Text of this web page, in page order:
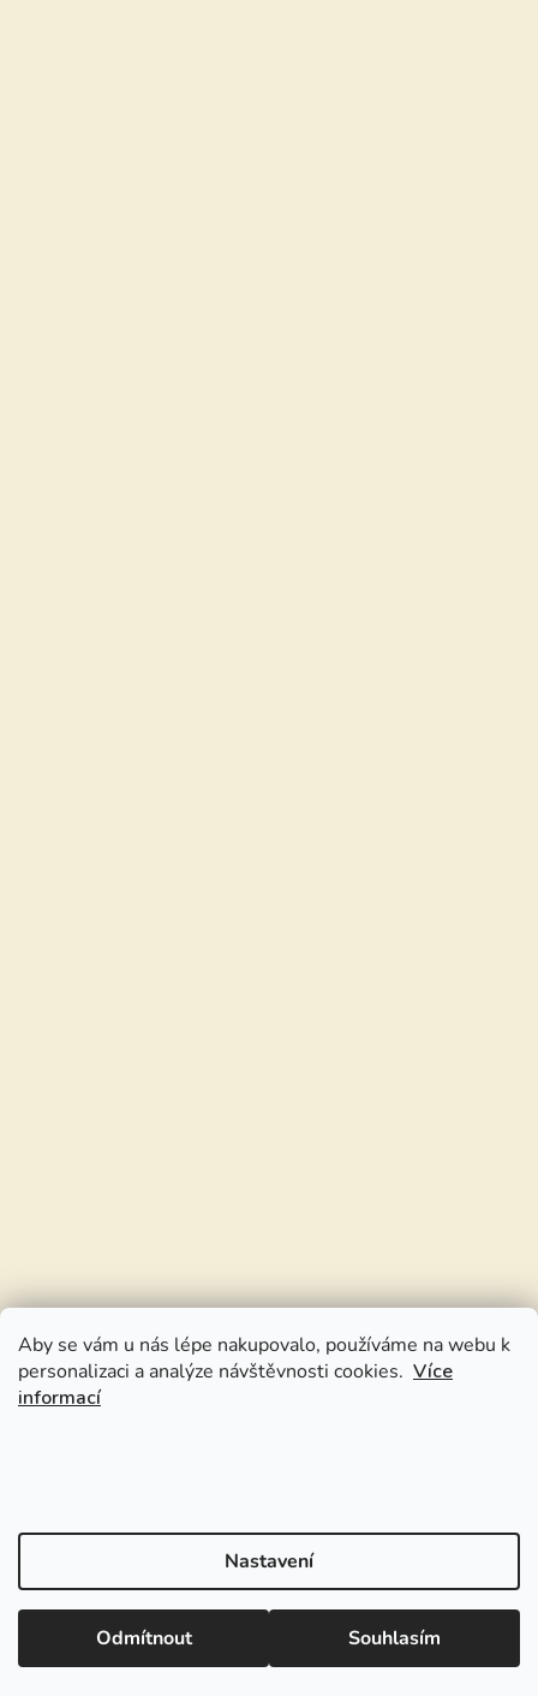
Aby se vám u nás lépe nakupovalo, používáme na webu k
personalizaci a analýze návštěvnosti cookies. Více
informací
Nastavení
Odmítnout Souhlasím